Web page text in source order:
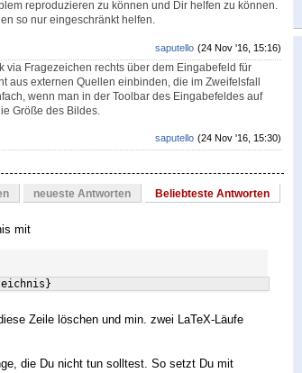
reproduzieren zu können und Dir helfen zu können.
so nur eingeschränkt helfen.
(24 Nov '16, 15:16)
saputello
via Fragezeichen rechts über dem Eingabefeld für
aus externen Quellen einbinden, die im Zweifelsfall
wenn man in der Toolbar des Eingabefeldes auf
Größe des Bildes.
(24 Nov '16, 15:30)
saputello
neueste Antworten Beliebteste Antworten
mit
}
Zeile löschen und min. zwei LaTeX-Läufe
die Du nicht tun solltest. So setzt Du mit